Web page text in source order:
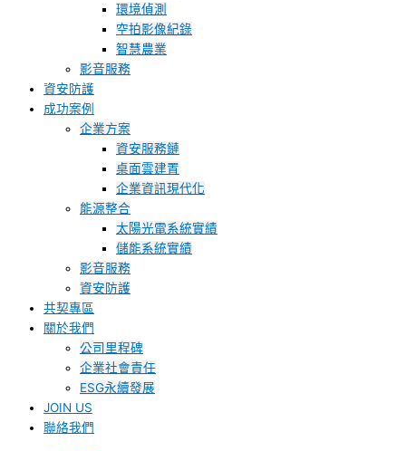
環境偵測
空拍影像紀錄
智慧農業
影音服務
資安防護
成功案例
企業方案
資安服務鏈
桌面雲建置
企業資訊現代化
能源整合
太陽光電系統實績
儲能系統實績
影音服務
資安防護
共契專區
關於我們
公司里程碑
企業社會責任
ESG永續發展
JOIN US
聯絡我們